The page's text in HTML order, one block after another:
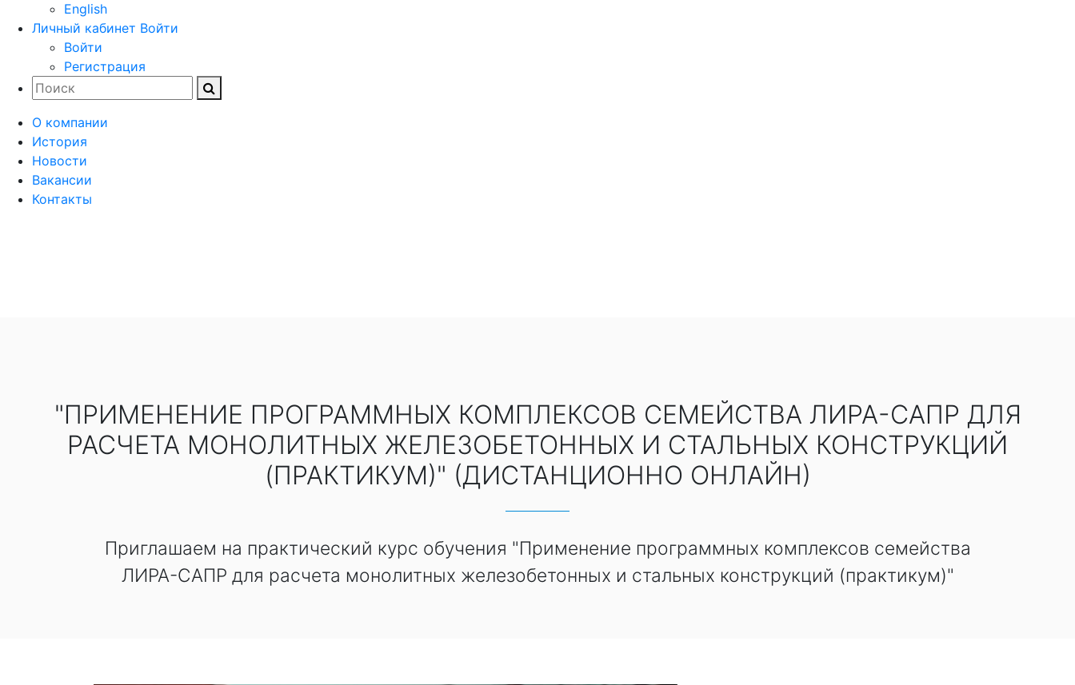
English
Личный кабинет Войти
Войти
Регистрация
О компании
История
Новости
Вакансии
Контакты
"ПРИМЕНЕНИЕ ПРОГРАММНЫХ КОМПЛЕКСОВ СЕМЕЙСТВА ЛИРА-САПР ДЛЯ
РАСЧЕТА МОНОЛИТНЫХ ЖЕЛЕЗОБЕТОННЫХ И СТАЛЬНЫХ КОНСТРУКЦИЙ
(ПРАКТИКУМ)" (ДИСТАНЦИОННО ОНЛАЙН)
Приглашаем на практический курс обучения "Применение программных комплексов семейства
ЛИРА-САПР для расчета монолитных железобетонных и стальных конструкций (практикум)"